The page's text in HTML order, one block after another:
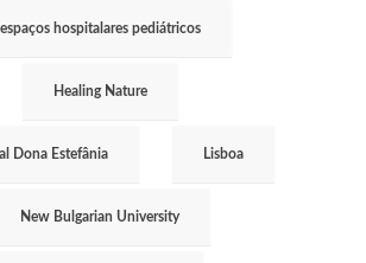
espaços hospitalares pediátricos
Healing Nature
Dona Estefânia Lisboa
New Bulgarian University